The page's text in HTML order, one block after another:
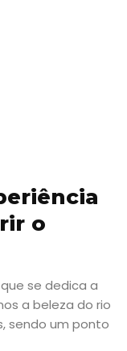
o
se dedica a
a beleza do rio
sendo um ponto